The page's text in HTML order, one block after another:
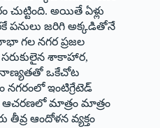
చుట్టింది. అయితే ఏళ్లు
పనులు జరిగి అక్కడితోనే
గల నగర ప్రజల
శాకాహార,
ఒకేచోట
ఇంటిగ్రేటెడ్‌
ఆచరణలో మాత్రం మాత్రం
ఆందోళన వ్యక్తం